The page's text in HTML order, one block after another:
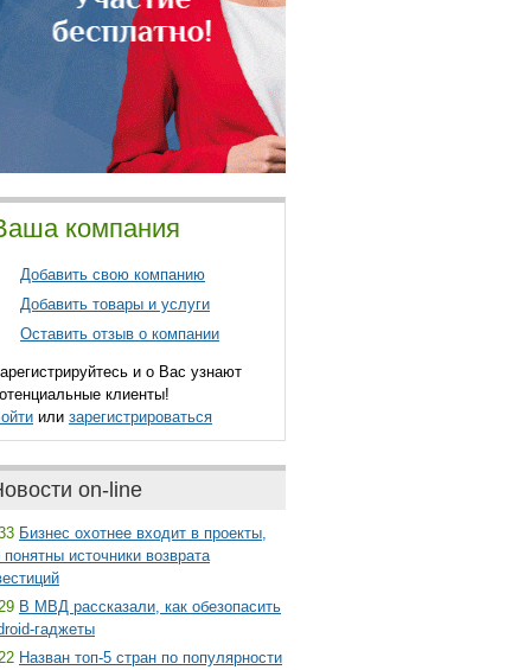
компания
Добавить свою компанию
Добавить товары и услуги
Оставить отзыв о компании
и о Вас узнают
клиенты!
или зарегистрироваться
on-line
Бизнес охотнее входит в проекты,
понятны источники возврата
В МВД рассказали, как обезопасить
гаджеты
Назван топ-5 стран по популярности